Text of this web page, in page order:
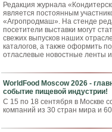
Редакция журнала
является постоянным
«Агропродмаш». На стенде
посетители выставки могут
свежих выпусков наших
каталогов, а также оформить
отласлевые новостные ленты
WorldFood Moscow 2026 -
событие пищевой индустрии!
С 15 по 18 сентября в Москве
компаний из 30 стран мира и